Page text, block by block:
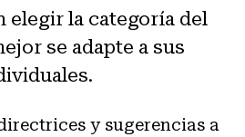
elegir la categoría del
se adapte a sus
y sugerencias a